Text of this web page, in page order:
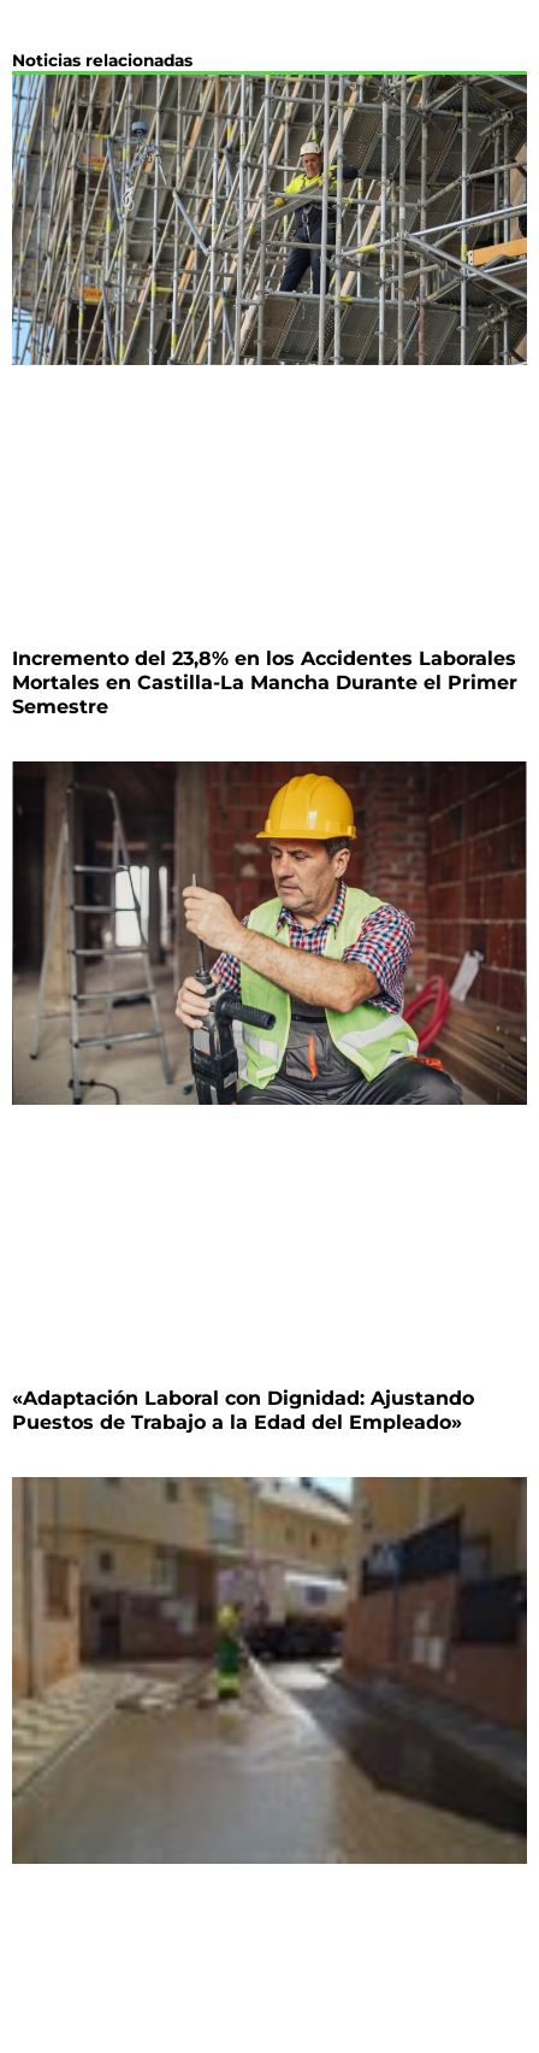
Noticias relacionadas
Incremento del 23,8% en los Accidentes Laborales
Mortales en Castilla-La Mancha Durante el Primer
Semestre
«Adaptación Laboral con Dignidad: Ajustando
Puestos de Trabajo a la Edad del Empleado»